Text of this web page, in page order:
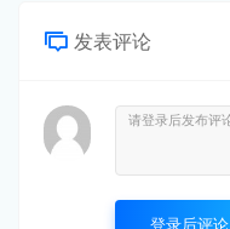
发表评论
登录后评论